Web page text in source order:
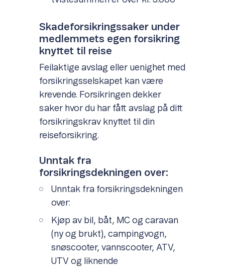
Skadeforsikringssaker under
medlemmets egen forsikring
knyttet til reise
Feilaktige avslag eller uenighet med
forsikringsselskapet kan være
krevende. Forsikringen dekker
saker hvor du har fått avslag på ditt
forsikringskrav knyttet til din
reiseforsikring.
Unntak fra
forsikringsdekningen over:
Unntak fra forsikringsdekningen
over:
Kjøp av bil, båt, MC og caravan
(ny og brukt), campingvogn,
snøscooter, vannscooter, ATV,
UTV og liknende